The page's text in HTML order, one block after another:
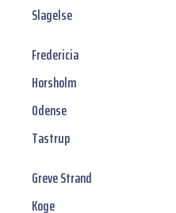
Slagelse
Fredericia
Horsholm
Odense
Tastrup
Greve Strand
Koge